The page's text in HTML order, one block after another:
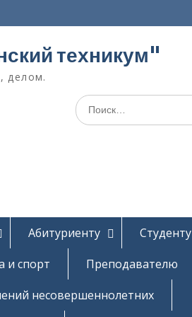
техникум"
делом.
Поиск
по:
Абитуриенту
Студенту
и спорт
Преподавателю
несовершеннолетних